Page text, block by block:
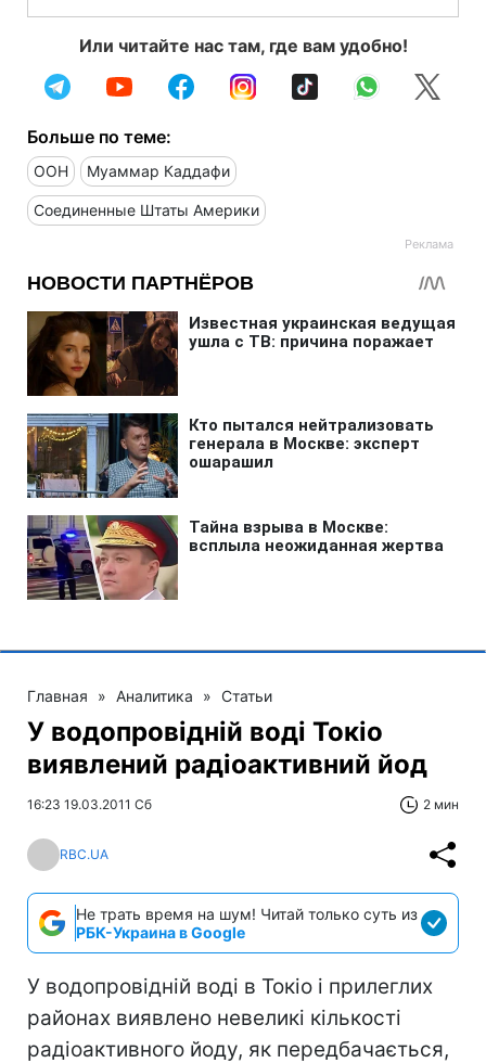
Или читайте нас там, где вам удобно!
Больше по теме:
ООН Муаммар Каддафи
Соединенные Штаты Америки
Главная » Аналитика » Статьи
У водопровідній воді Токіо
виявлений радіоактивний йод
16:23 19.03.2011 Сб 2 мин
RBC.UA
Не трать время на шум! Читай только суть из
РБК-Украина в Google
У водопровідній воді в Токіо і прилеглих
районах виявлено невеликі кількості
радіоактивного йоду, як передбачається,